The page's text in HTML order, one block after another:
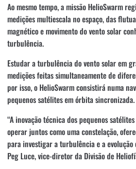
Ao mesmo tempo, a missão HelioSwarm
medições multiescala no espaço, das
magnético e movimento do vento solar
turbulência.
Estudar a turbulência do vento solar em
medições feitas simultaneamente de
por isso, o HelioSwarm consistirá numa
pequenos satélites em órbita sincronizada.
“A inovação técnica dos pequenos
operar juntos como uma constelação,
para investigar a turbulência e a evolução
Peg Luce, vice-diretor da Divisão de